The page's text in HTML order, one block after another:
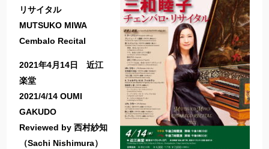
リサイタル
MUTSUKO MIWA
Cembalo Recital
2021年4月14日 近江
楽堂
2021/4/14 OUMI
GAKUDO
Reviewed by 西村紗知
（Sachi Nishimura）